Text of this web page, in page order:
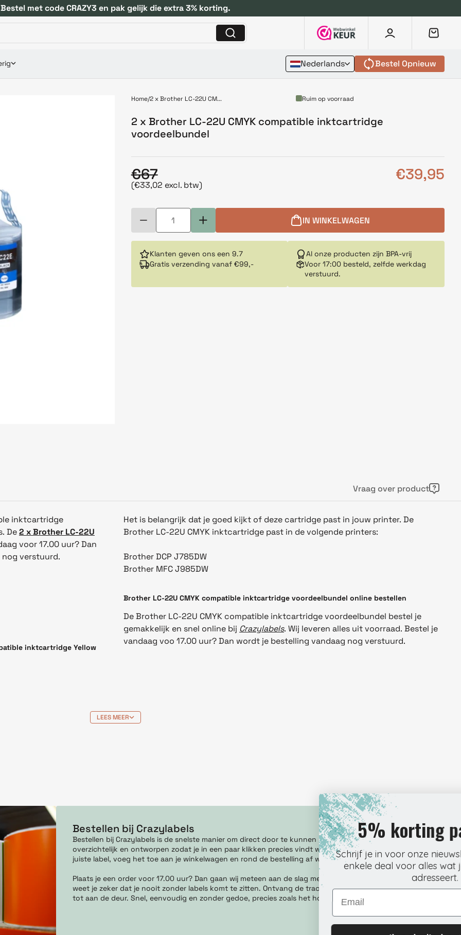
Bestel met code CRAZY3 en pak gelijk die extra 3% korting.
Nederlands Bestel Opnieuw
Home 2 x Brother LC-22U CM... Ruim op voorraad
2 x Brother LC-22U CMYK compatible inktcartridge
voordeelbundel
€67 €39,95
(€33,02 excl. btw)
IN WINKELWAGEN
Klanten geven ons een 9.7
Gratis verzending vanaf €99,-
Al onze producten zijn BPA-vrij
Voor 17:00 besteld, zelfde werkdag
verstuurd.
Vraag over product
inktcartridge
De2 x Brother LC-22U
voor 17.00 uur? Dan
verstuurd.
inktcartridge Yellow
Het is belangrijk dat je goed kijkt of deze cartridge past in jouw printer. De
Brother LC-22U CMYK inktcartridge past in de volgende printers:
Brother DCP J785DW
Brother MFC J985DW
Brother LC-22U CMYK compatible inktcartridge voordeelbundel online bestellen
De Brother LC-22U CMYK compatible inktcartridge voordeelbundel bestel je
gemakkelijk en snel online bij Crazylabels. Wij leveren alles uit voorraad. Bestel je
vandaag voo 17.00 uur? Dan wordt je bestelling vandaag nog verstuurd.
LEES MEER
Bestellen bij Crazylabels
Bestellen bij Crazylabels is de snelste manier om direct door te kunnen met je werk. Onze webshop is
overzichtelijk en ontworpen zodat je in een paar klikken precies vindt wat je nodig hebt. Kies het
juiste label, voeg het toe aan je winkelwagen en rond de bestelling af wanneer het jou uitkomt.
Plaats je een order voor 17.00 uur? Dan gaan wij meteen aan de slag met verpakken en verzenden. Zo
weet je zeker dat je nooit zonder labels komt te zitten. Ontvang de tracking per mail en volg je pakket
tot aan de deur. Snel, eenvoudig en zonder gedoe, precies zoals het hoort.
5% korting pakken?
Schrijf je in voor onze nieuwsbrief en mis geen
enkele deal voor alles wat je print, plakt of
adresseert.
Email